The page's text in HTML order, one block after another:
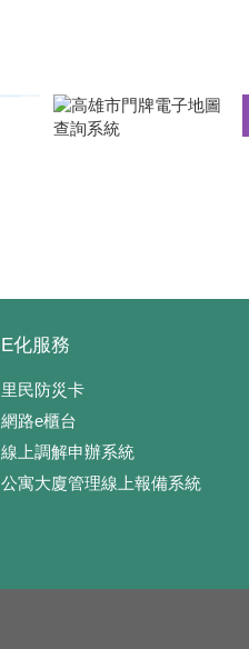
E化服務
里民防災卡
網路e櫃台
線上調解申辦系統
公寓大廈管理線上報備系統